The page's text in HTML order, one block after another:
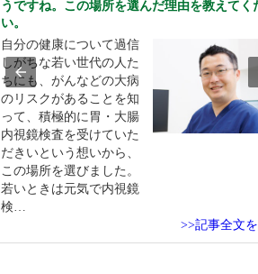
うですね。この場所を選んだ理由を教えてく
い。
自分の健康について過信
しがちな若い世代の人た
ちにも、がんなどの大病
のリスクがあることを知
って、積極的に胃・大腸
内視鏡検査を受けていた
だきいという想いから、
この場所を選びました。
若いときは元気で内視鏡
検…
>>記事全文